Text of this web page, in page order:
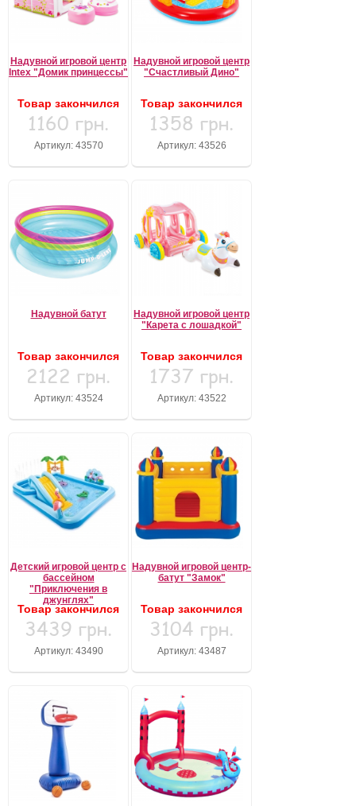
Надувной игровой центр
Intex "Домик принцессы"
Товар закончился
1160 грн.
Артикул: 43570
Надувной игровой центр
"Счастливый Дино"
Товар закончился
1358 грн.
Артикул: 43526
Надувной батут
Товар закончился
2122 грн.
Артикул: 43524
Надувной игровой центр
"Карета с лошадкой"
Товар закончился
1737 грн.
Артикул: 43522
Детский игровой центр с
бассейном
"Приключения в
джунглях"
Товар закончился
3439 грн.
Артикул: 43490
Надувной игровой центр-
батут "Замок"
Товар закончился
3104 грн.
Артикул: 43487